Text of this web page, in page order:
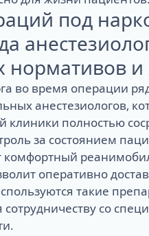
ALL-ON-4
ALL-ON-6
ALL-ON-8
Все Зубы за 1 день
Pro Arch на 4 - 6 имплантах
Базальная имплантация –
Complex
под
во время операции
анестезиологов,
клиники полностью
за состоянием
оперативно
такие
со